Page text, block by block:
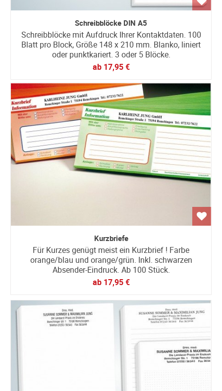
Schreibblöcke DIN A5
Schreibblöcke mit Aufdruck Ihrer Kontaktdaten. 100
Blatt pro Block, Größe 148 x 210 mm. Blanko, liniert
oder punktkariert. 3 oder 5 Blöcke.
ab 17,95 €
Kurzbriefe
Für Kurzes genügt meist ein Kurzbrief ! Farbe
orange/blau und orange/grün. Inkl. schwarzen
Absender-Eindruck. Ab 100 Stück.
ab 17,95 €